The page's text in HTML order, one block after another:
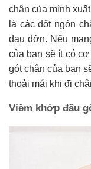
chân của mình
là các đốt ngón
đau đớn. Nếu
của bạn sẽ ít có
gót chân của bạn
thoải mái khi đi
Viêm khớp đầu